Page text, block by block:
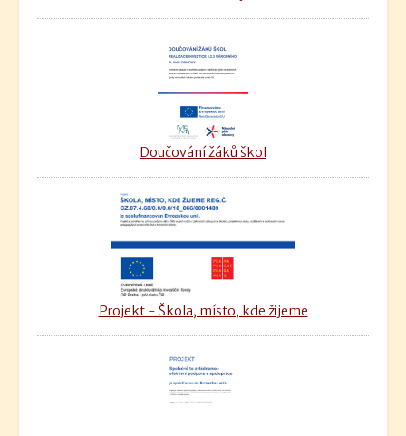
Doučování žáků škol
Projekt - Škola, místo, kde žijeme